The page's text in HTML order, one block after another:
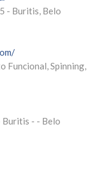
- Buritis, Belo
Funcional, Spinning,
- - Belo